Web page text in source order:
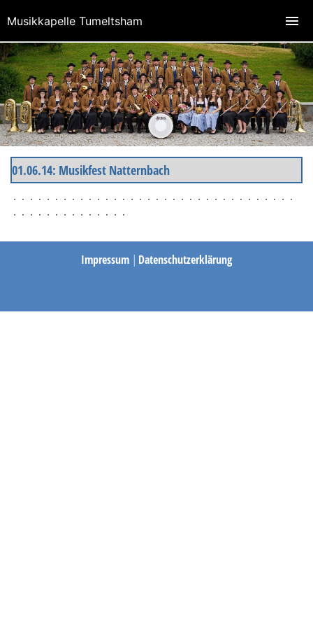
01.06.14: Musikfest Natternbach
Impressum | Datenschutzerklärung
Musikkapelle Tumeltsham